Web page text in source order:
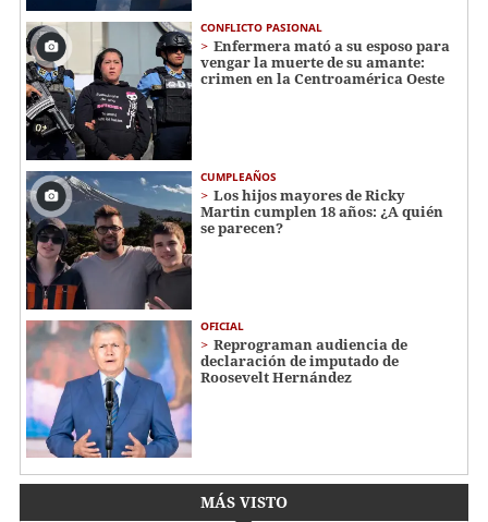
CONFLICTO PASIONAL
Enfermera mató a su esposo para
vengar la muerte de su amante:
crimen en la Centroamérica Oeste
CUMPLEAÑOS
Los hijos mayores de Ricky
Martin cumplen 18 años: ¿A quién
se parecen?
OFICIAL
Reprograman audiencia de
declaración de imputado de
Roosevelt Hernández
MÁS VISTO